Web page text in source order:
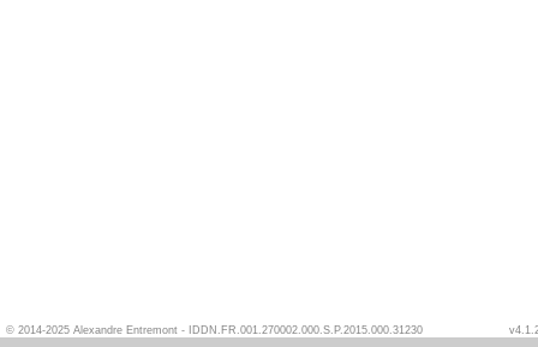
© 2014-2025 Alexandre Entremont - IDDN.FR.001.270002.000.S.P.2015.000.31230